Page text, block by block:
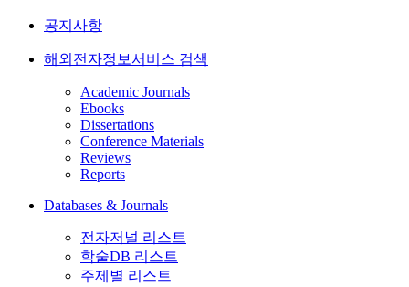
공지사항
해외전자정보서비스 검색
Academic Journals
Ebooks
Dissertations
Conference Materials
Reviews
Reports
Databases & Journals
전자저널 리스트
학술DB 리스트
주제별 리스트